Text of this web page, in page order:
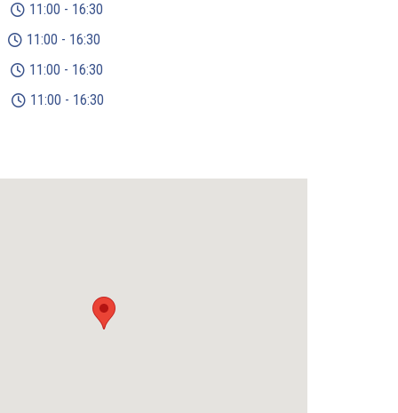
11:00 - 16:30
11:00 - 16:30
11:00 - 16:30
11:00 - 16:30